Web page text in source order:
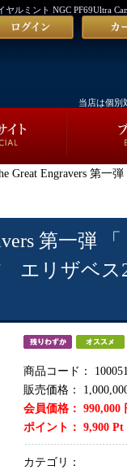
ルミント NGC PF69Ultra
当店は個別
Great Engravers 第一
第一弾
エリザベス
商品コード：
販売価格：
会員価格： 990,000
ポイント： 9,900Pt
カテゴリ：